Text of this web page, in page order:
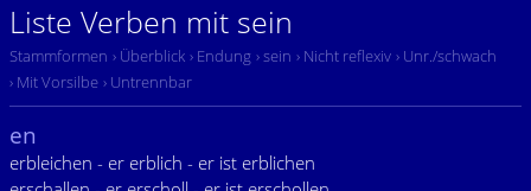
Liste Verben mit sein
Stammformen › Überblick › Endung › sein › Nicht reflexiv › Unr./schwach
› Mit Vorsilbe › Untrennbar
en
erbleichen - er erblich - er ist erblichen